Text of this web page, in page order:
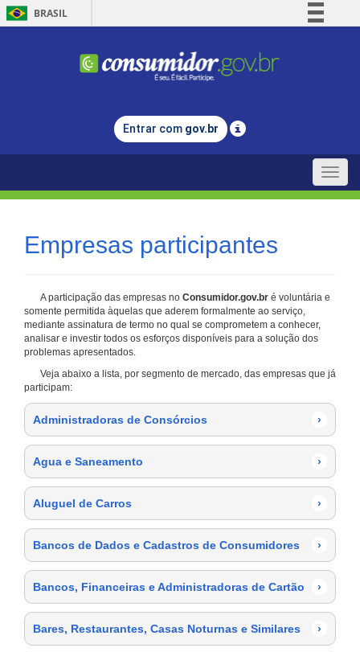
BRASIL
Comunica BR
Legislação
Entrar com gov.br
Toggle
Empresas participantes
A participação das empresas no Consumidor.gov.br é voluntária e
somente permitida àquelas que aderem formalmente ao serviço,
mediante assinatura de termo no qual se comprometem a conhecer,
analisar e investir todos os esforços disponíveis para a solução dos
problemas apresentados.
Veja abaixo a lista, por segmento de mercado, das empresas que já
participam:
Administradoras de Consórcios ›
Agua e Saneamento ›
Aluguel de Carros ›
Bancos de Dados e Cadastros de Consumidores ›
Bancos, Financeiras e Administradoras de Cartão ›
Bares, Restaurantes, Casas Noturnas e Similares ›